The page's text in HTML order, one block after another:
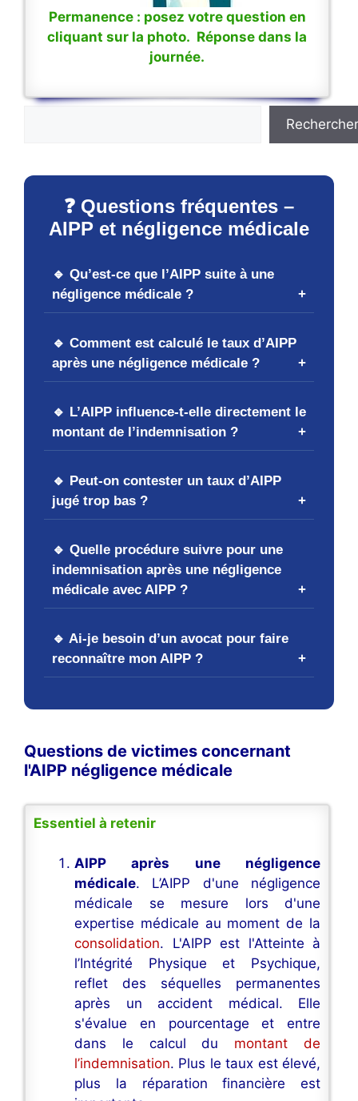
Permanence : posez votre question en
cliquant sur la photo. Réponse dans la
journée.
Rechercher
❓ Questions fréquentes –
AIPP et négligence médicale
🔹 Qu’est-ce que l’AIPP suite à une
négligence médicale ?
🔹 Comment est calculé le taux d’AIPP
après une négligence médicale ?
🔹 L’AIPP influence-t-elle directement le
montant de l’indemnisation ?
🔹 Peut-on contester un taux d’AIPP
jugé trop bas ?
🔹 Quelle procédure suivre pour une
indemnisation après une négligence
médicale avec AIPP ?
🔹 Ai-je besoin d’un avocat pour faire
reconnaître mon AIPP ?
Questions de victimes concernant
l'AIPP négligence médicale
Essentiel à retenir
AIPP après une négligence
médicale. L’AIPP d'une négligence
médicale se mesure lors d'une
expertise médicale au moment de la
consolidation. L'AIPP est l'Atteinte à
l’Intégrité Physique et Psychique,
reflet des séquelles permanentes
après un accident médical. Elle
s'évalue en pourcentage et entre
dans le calcul du montant de
l’indemnisation. Plus le taux est élevé,
plus la réparation financière est